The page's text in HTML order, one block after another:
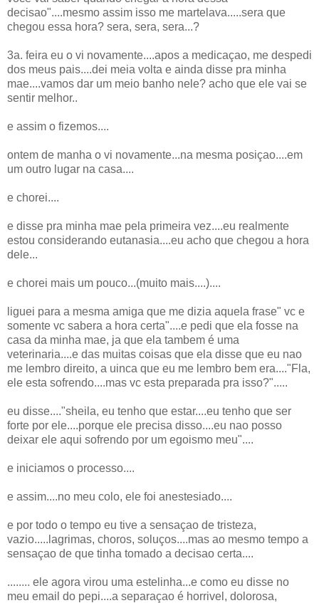
decisao"....mesmo assim isso me martelava.....sera que
chegou essa hora? sera, sera, sera...?
3a. feira eu o vi novamente....apos a medicaçao, me despedi
dos meus pais....dei meia volta e ainda disse pra minha
mae....vamos dar um meio banho nele? acho que ele vai se
sentir melhor..
e assim o fizemos....
ontem de manha o vi novamente...na mesma posiçao....em
um outro lugar na casa....
e chorei....
e disse pra minha mae pela primeira vez....eu realmente
estou considerando eutanasia....eu acho que chegou a hora
dele...
e chorei mais um pouco...(muito mais....)....
liguei para a mesma amiga que me dizia aquela frase" vc e
somente vc sabera a hora certa"....e pedi que ela fosse na
casa da minha mae, ja que ela tambem é uma
veterinaria....e das muitas coisas que ela disse que eu nao
me lembro direito, a uinca que eu me lembro bem era...."Fla,
ele esta sofrendo....mas vc esta preparada pra isso?".....
eu disse...."sheila, eu tenho que estar....eu tenho que ser
forte por ele....porque ele precisa disso....eu nao posso
deixar ele aqui sofrendo por um egoismo meu"....
e iniciamos o processo....
e assim....no meu colo, ele foi anestesiado....
e por todo o tempo eu tive a sensaçao de tristeza,
vazio.....lagrimas, choros, soluços....mas ao mesmo tempo a
sensaçao de que tinha tomado a decisao certa....
........ ele agora virou uma estelinha...e como eu disse no
meu email do pepi....a separaçao é horrivel, dolorosa,